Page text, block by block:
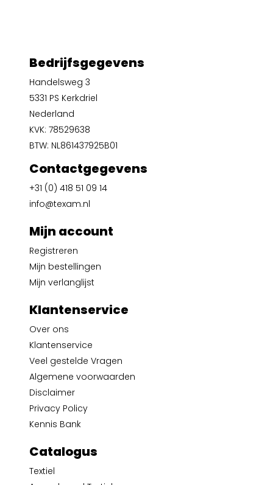
Bedrijfsgegevens
Handelsweg 3
5331 PS Kerkdriel
Nederland
KVK: 78529638
BTW: NL861437925B01
Contactgegevens
+31 (0) 418 51 09 14
info@texam.nl
Mijn account
Registreren
Mijn bestellingen
Mijn verlanglijst
Klantenservice
Over ons
Klantenservice
Veel gestelde Vragen
Algemene voorwaarden
Disclaimer
Privacy Policy
Kennis Bank
Catalogus
Textiel